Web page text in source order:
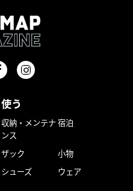
使う
収納・メンテナ
ンス
宿泊
ザック
小物
シューズ
ウェア